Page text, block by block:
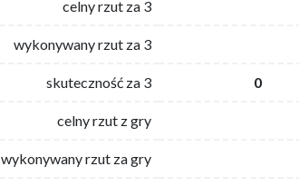
celny rzut za 3
wykonywany rzut za 3
skuteczność za 3 0
celny rzut z gry
wykonywany rzut za gry